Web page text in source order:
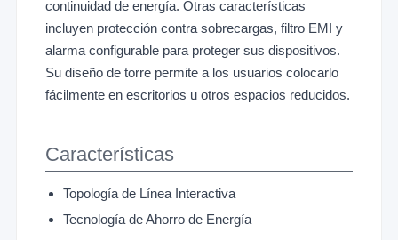
continuidad de energía. Otras características
incluyen protección contra sobrecargas, filtro EMI y
alarma configurable para proteger sus dispositivos.
Su diseño de torre permite a los usuarios colocarlo
fácilmente en escritorios u otros espacios reducidos.
Características
Topología de Línea Interactiva
Tecnología de Ahorro de Energía